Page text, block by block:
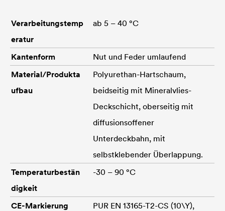
Verarbeitungstemp
eratur
ab 5 – 40 °C
Kantenform
Nut und Feder umlaufend
Material/Produkta
ufbau
Polyurethan-Hartschaum,
beidseitig mit Mineralvlies-
Deckschicht, oberseitig mit
diffusionsoffener
Unterdeckbahn, mit
selbstklebender Überlappung.
Temperaturbestän
digkeit
-30 – 90 °C
CE-Markierung
PUR EN 13165-T2-CS (10\Y),